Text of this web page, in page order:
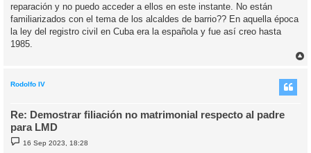
reparación y no puedo acceder a ellos en este instante. No están
familiarizados con el tema de los alcaldes de barrio?? En aquella época
la ley del registro civil en Cuba era la española y fue así creo hasta
1985.
Rodolfo IV
Re: Demostrar filiación no matrimonial respecto al padre
para LMD
M
e
16 Sep 2023, 18:28